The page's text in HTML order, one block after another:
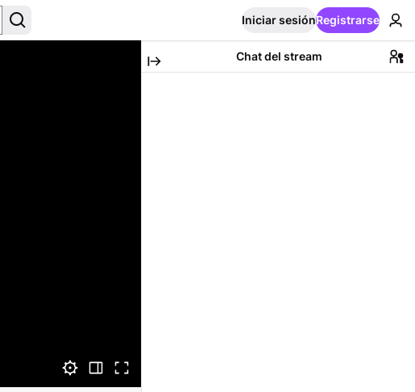
Iniciar sesiónRegistrarse
Chat del stream